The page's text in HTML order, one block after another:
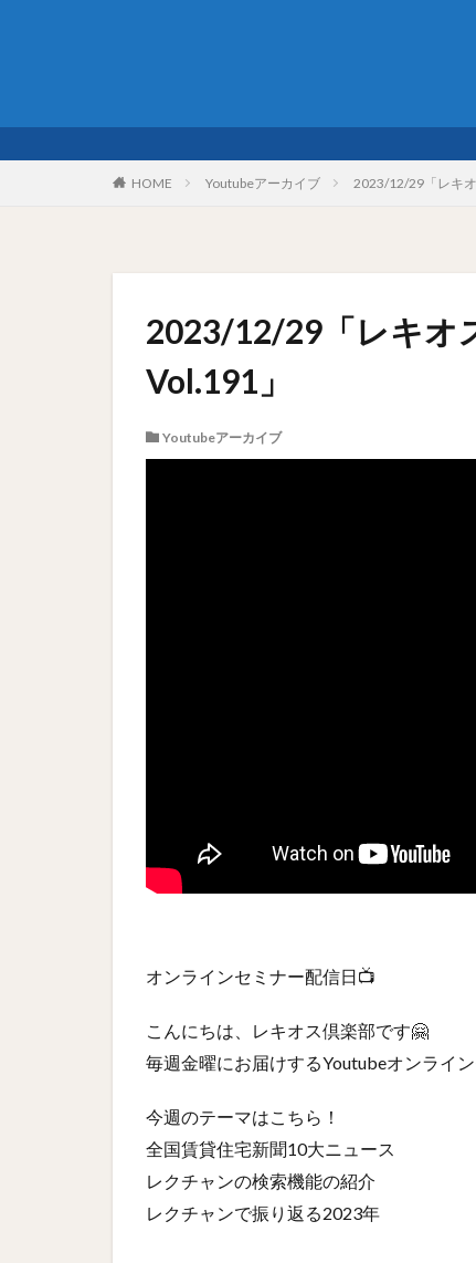
HOME Youtubeアーカイブ 2023/12/29「レキ
2023/12/29「レキオ
Vol.191」
Youtubeアーカイブ
オンラインセミナー配信日📺
こんにちは、レキオス倶楽部です🤗
毎週金曜にお届けするYoutubeオンライ
今週のテーマはこちら！
全国賃貸住宅新聞10大ニュース
レクチャンの検索機能の紹介
レクチャンで振り返る2023年